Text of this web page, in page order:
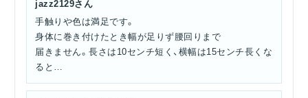
jazz2129さん
手触りや色は満足です。
身体に巻き付けたとき幅が足りず腰回りまで
届きません。長さは10センチ短く、横幅は15センチ長くな
ると
良いです。